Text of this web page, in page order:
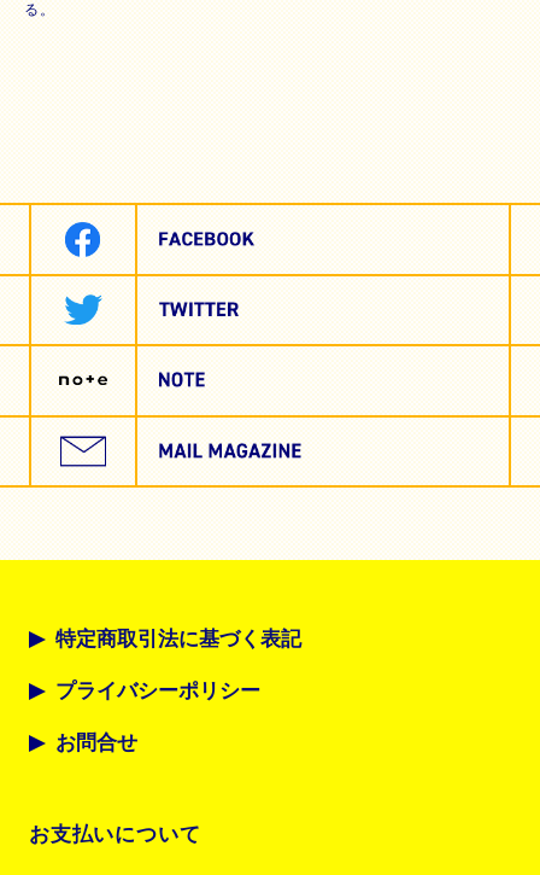
る。
特定商取引法に基づく表記
プライバシーポリシー
お問合せ
お支払いについて